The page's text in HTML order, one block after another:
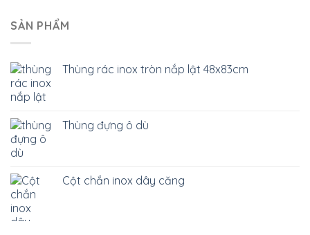
SẢN PHẨM
Thùng rác inox tròn nắp lật 48x83cm
Thùng đựng ô dù
Cột chắn inox dây căng